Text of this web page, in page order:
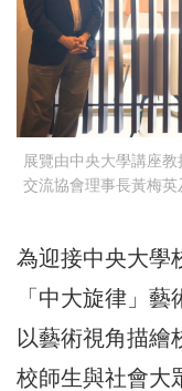
展覽由中央大學講座
交流協會理事長黃梅
為迎接中央大學
「中大旋律」
以藝術視角描繪
校師生與社會大